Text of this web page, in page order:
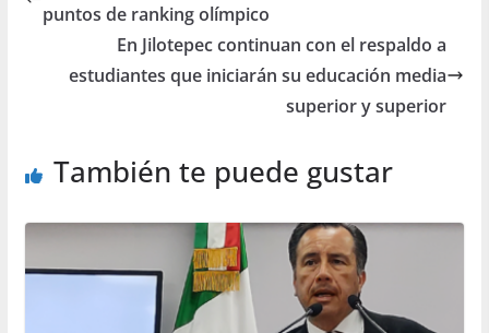
puntos de ranking olímpico
En Jilotepec continuan con el respaldo a
estudiantes que iniciarán su educación media
superior y superior
También te puede gustar